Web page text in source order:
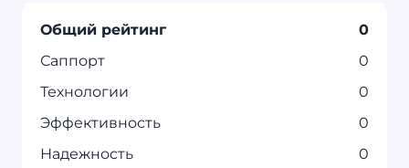
Общий рейтинг
0
Саппорт
0
Технологии
0
Эффективность
0
Надежность
0